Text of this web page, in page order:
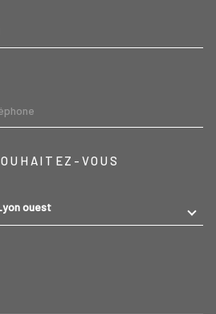
VOUS
ouest